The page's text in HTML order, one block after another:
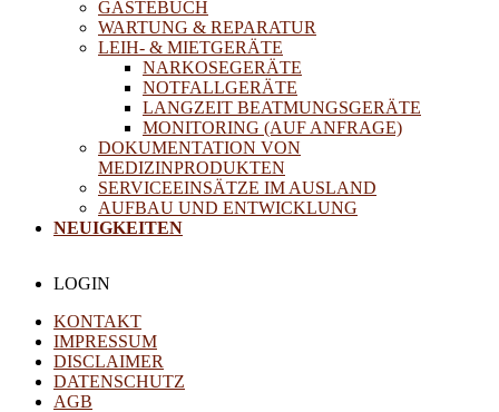
GÄSTEBUCH
WARTUNG & REPARATUR
LEIH- & MIETGERÄTE
NARKOSEGERÄTE
NOTFALLGERÄTE
LANGZEIT BEATMUNGSGERÄTE
MONITORING (AUF ANFRAGE)
DOKUMENTATION VON
MEDIZINPRODUKTEN
SERVICEEINSÄTZE IM AUSLAND
AUFBAU UND ENTWICKLUNG
NEUIGKEITEN
LOGIN
KONTAKT
IMPRESSUM
DISCLAIMER
DATENSCHUTZ
AGB